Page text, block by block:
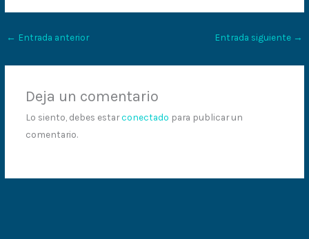
← Entrada anterior Entrada siguiente →
Deja un comentario
Lo siento, debes estarconectado para publicar un
comentario.